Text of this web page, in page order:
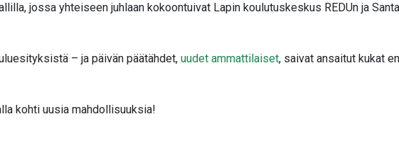
jossa yhteiseen juhlaan kokoontuivat Lapin koulutuskeskus REDUn ja
– ja päivän päätähdet, uudet ammattilaiset, saivat ansaitut kukat
kohti uusia mahdollisuuksia!